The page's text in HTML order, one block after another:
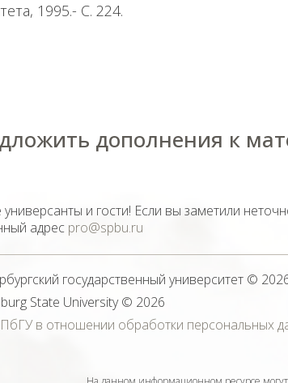
1995.- С. 224.
дополнения к
в отношении обработки персональных
State University© 2026
и гости! Если вы заметили
адрес pro@spbu.ru
государственный университет ©